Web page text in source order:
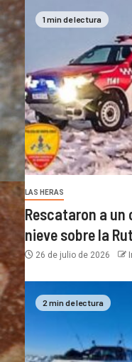
1 min de lectura
LAS HERAS
Rescataron a
nieve sobre la
26 de julio de 2026
2 min de lectura